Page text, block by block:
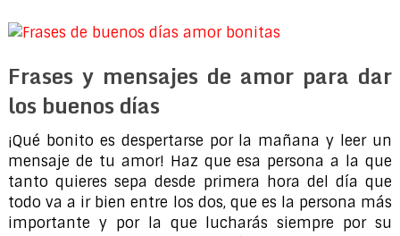
Frases y mensajes de amor para dar
los buenos días
¡Qué bonito es despertarse por la mañana y leer un
mensaje de tu amor! Haz que esa persona a la que
tanto quieres sepa desde primera hora del día que
todo va a ir bien entre los dos, que es la persona más
importante y por la que lucharás siempre por su